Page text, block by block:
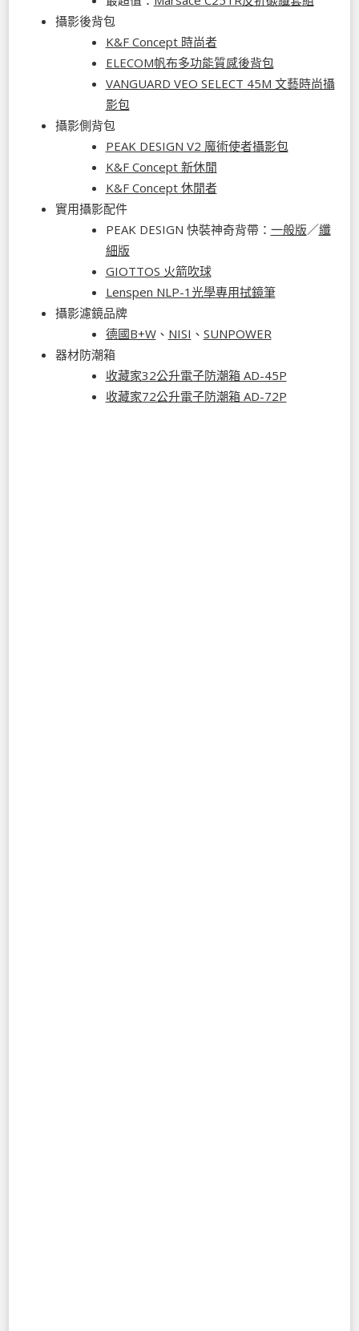
攝影後背包
K&F Concept 時尚者
ELECOM帆布多功能質感後背包
VANGUARD VEO SELECT 45M 文藝時尚攝
影包
攝影側背包
PEAK DESIGN V2 魔術使者攝影包
K&F Concept 新休閒
K&F Concept 休閒者
實用攝影配件
PEAK DESIGN 快裝神奇背帶： 一般版／纖
細版
GIOTTOS 火箭吹球
Lenspen NLP-1光學專用拭鏡筆
攝影濾鏡品牌
德國B+W、 NISI 、 SUNPOWER
器材防潮箱
收藏家32公升電子防潮箱 AD-45P
收藏家72公升電子防潮箱 AD-72P